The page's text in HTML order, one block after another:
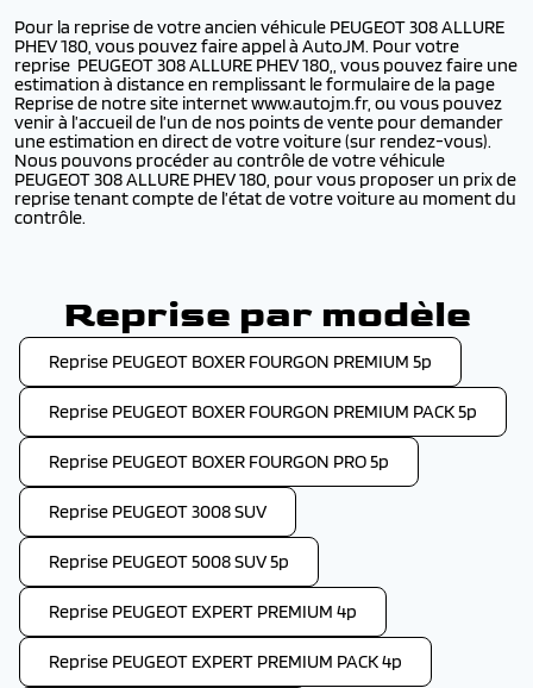
Pour la reprise de votre ancien véhicule PEUGEOT 308 ALLURE
PHEV 180, vous pouvez faire appel à AutoJM. Pour votre
reprise PEUGEOT 308 ALLURE PHEV 180,, vous pouvez faire une
estimation à distance en remplissant le formulaire de la page
Reprise de notre site internet www.autojm.fr, ou vous pouvez
venir à l’accueil de l’un de nos points de vente pour demander
une estimation en direct de votre voiture (sur rendez-vous).
Nous pouvons procéder au contrôle de votre véhicule
PEUGEOT 308 ALLURE PHEV 180, pour vous proposer un prix de
reprise tenant compte de l’état de votre voiture au moment du
contrôle.
Reprise par modèle
Reprise PEUGEOT BOXER FOURGON PREMIUM 5p
Reprise PEUGEOT BOXER FOURGON PREMIUM PACK 5p
Reprise PEUGEOT BOXER FOURGON PRO 5p
Reprise PEUGEOT 3008 SUV
Reprise PEUGEOT 5008 SUV 5p
Reprise PEUGEOT EXPERT PREMIUM 4p
Reprise PEUGEOT EXPERT PREMIUM PACK 4p